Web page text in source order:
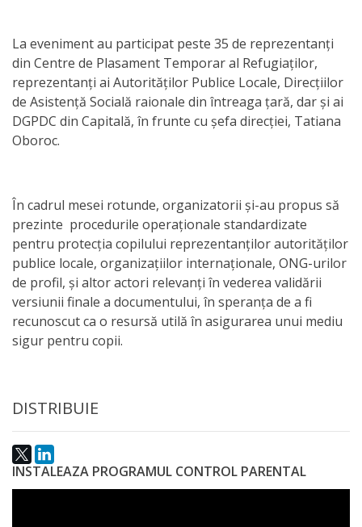
participare
Planuri
de
achiziții
Știri
și
Evenimente
Acte
și
Legislație
internațională
La eveniment au participat peste 35 de reprezentanți
din Centre de Plasament Temporar al Refugiaților,
reprezentanți ai Autorităților Publice Locale, Direcțiilor
de Asistență Socială raionale din întreaga țară, dar și ai
DGPDC din Capitală, în frunte cu șefa direcției, Tatiana
Oboroc.
În cadrul mesei rotunde, organizatorii și-au propus să
prezinte procedurile operaționale standardizate
pentru protecția copilului reprezentanților autorităților
publice locale, organizațiilor internaționale, ONG-urilor
de profil, și altor actori relevanți în vederea validării
versiunii finale a documentului, în speranța de a fi
recunoscut ca o resursă utilă în asigurarea unui mediu
sigur pentru copii.
DISTRIBUIE
INSTALEAZA PROGRAMUL CONTROL PARENTAL